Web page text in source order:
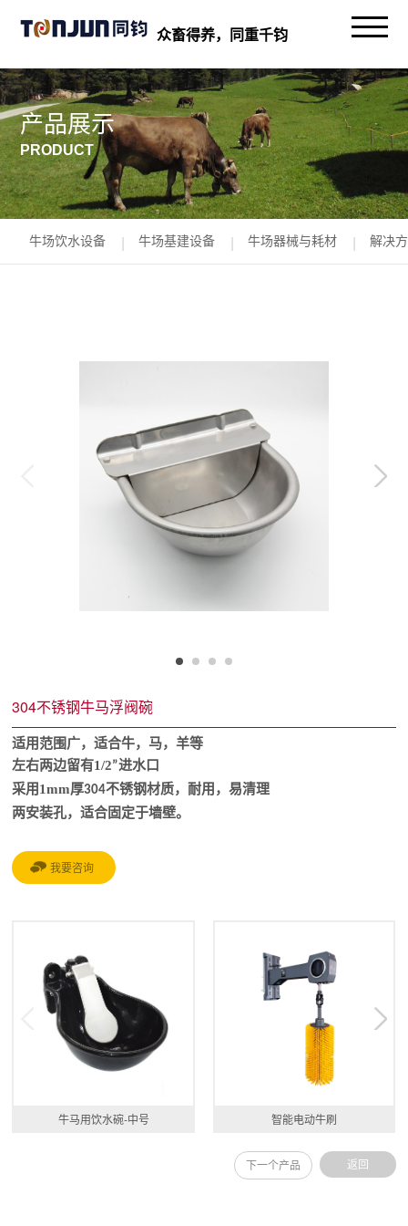
众畜得养，同重千钧
产品展示
PRODUCT
牛场饮水设备 牛场基建设备 牛场器械与耗材 解决
304不锈钢牛马浮阀碗
适用范围广，适合牛，马，羊等
左右两边留有1/2”进水口
采用1mm厚304不锈钢材质，耐用，易清理
两安装孔，适合固定于墙壁。
我要咨询
牛马用饮水碗-中号 智能电动牛刷
返回
下一个产品